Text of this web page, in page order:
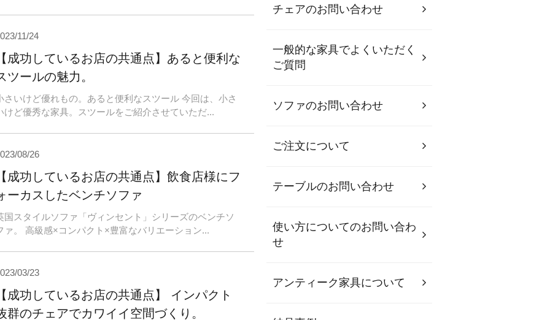
11/24
成功しているお店の共通点】あると便利な
ツールの魅力。
さいけど優れもの。あると便利なスツール 今回は、小さ
けど優秀な家具。スツールをご紹介させていただ...
08/26
成功しているお店の共通点】飲食店様にフ
ーカスしたベンチソファ
国スタイルソファ「ヴィンセント」シリーズのベンチソ
ァ。 高級感×コンパクト×豊富なバリエーション...
03/23
成功しているお店の共通点】 インパクト
群のチェアでカワイイ空間づくり。
チェアのお問い合わせ
一般的な家具でよくいただく
ご質問
ソファのお問い合わせ
ご注文について
テーブルのお問い合わせ
使い方についてのお問い合わ
せ
アンティーク家具について